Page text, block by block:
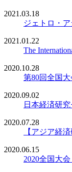
2021.03.18
ジェトロ・
2021.01.22
The
2020.10.28
第80回全国
2020.09.02
日本経済研
2020.07.28
【アジア経
2020.06.15
2020全国大